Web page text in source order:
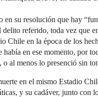
su resolución que hay
referido, toda vez que
Chile en la época de los
en ese momento, por
al menos lo presenció sin
en el mismo Estadio
y su cadáver, junto con